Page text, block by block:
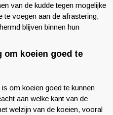
van de kudde tegen mogelijke
voegen aan de afrastering,
blijven binnen hun
om koeien goed te
om koeien goed te kunnen
aan welke kant van de
welzijn van de koeien, vooral